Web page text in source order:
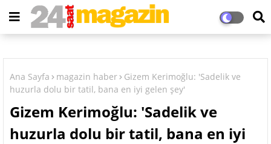
Ana Sayfa magazin haber
Gizem Kerimoğlu: 'Sadelik ve
huzurla dolu bir tatil, bana en iyi gelen şey'
Gizem Kerimoğlu: 'Sadelik ve
huzurla dolu bir tatil, bana en iyi